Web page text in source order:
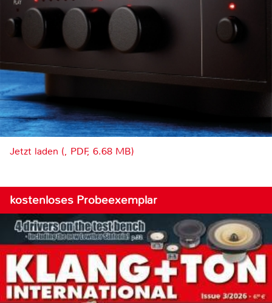
Jetzt laden (, PDF, 6.68 MB)
kostenloses Probeexemplar